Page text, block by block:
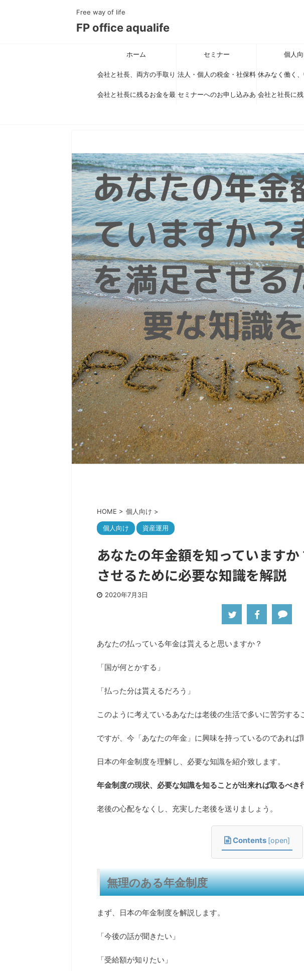
Free way of life
FP office aqualife
ホーム セミナー 個人
会社と社長、両方の手取り
を最大化する新スキーム公
法人・個人の税金・社保料
対策で手取り（可処分所
休みなく働く
社長
会社と社長に残るお金を最 セミナーへのお申し込みあ 会社と社長に
大化する税対
HOME > 個人向け >
個人向け 資産運用
あなたの年金額を知っています
させるために必要な知識を解説
2020年7月3日
あなたの払っている年金は貰えると思いますか？
「国が何とかする」
「払った分は貰えるだろう」
このように考えているあなたは老後の生活で多いに苦労する
ですが、今「あなたの年金」に興味を持っているのであれば
日本の年金制度を理解し、必要な知識を紹介致します。
年金制度の現状、必要な知識を知ることが出来れば取るべき
老後の心配をなくし、充実した老後を送りましょう。
Contents [open]
無理のある年金制度
まず、日本の年金制度を解説します。
「今後の話が聞きたい」
「受給額が知りたい」